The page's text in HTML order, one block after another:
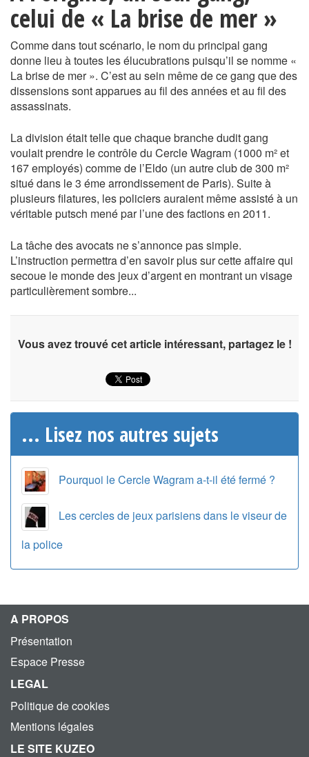
celui de « La brise de mer »
Comme dans tout scénario, le nom du principal gang
donne lieu à toutes les élucubrations puisqu’il se nomme «
La brise de mer ». C’est au sein même de ce gang que des
dissensions sont apparues au fil des années et au fil des
assassinats.
La division était telle que chaque branche dudit gang
voulait prendre le contrôle du Cercle Wagram (1000 m² et
167 employés) comme de l’Eldo (un autre club de 300 m²
situé dans le 3 éme arrondissement de Paris). Suite à
plusieurs filatures, les policiers auraient même assisté à un
véritable putsch mené par l’une des factions en 2011.
La tâche des avocats ne s’annonce pas simple.
L’instruction permettra d’en savoir plus sur cette affaire qui
secoue le monde des jeux d’argent en montrant un visage
particulièrement sombre...
Vous avez trouvé cet article intéressant, partagez le !
... Lisez nos autres sujets
Pourquoi le Cercle Wagram a-t-il été fermé ?
Les cercles de jeux parisiens dans le viseur de
la police
A PROPOS
Présentation
Espace Presse
LEGAL
Politique de cookies
Mentions légales
LE SITE KUZEO